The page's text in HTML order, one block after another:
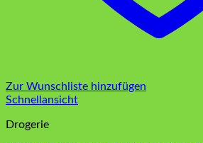
Zur Wunschliste hinzufügen
Schnellansicht
Drogerie